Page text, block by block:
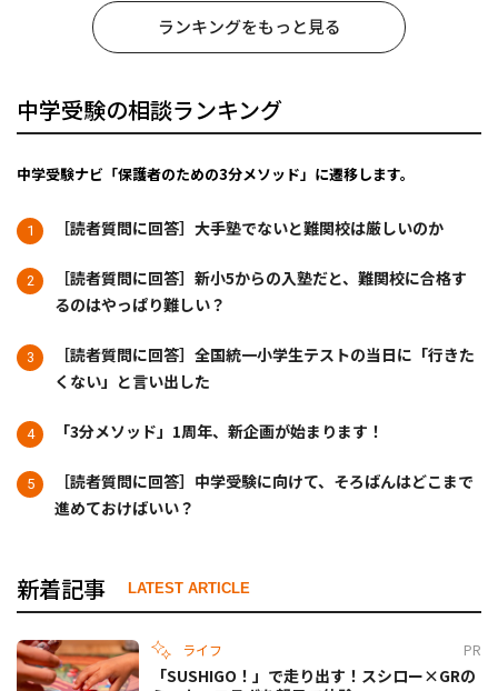
ランキングをもっと見る
中学受験の相談ランキング
中学受験ナビ「保護者のための3分メソッド」に遷移します。
［読者質問に回答］大手塾でないと難関校は厳しいのか
［読者質問に回答］新小5からの入塾だと、難関校に合格す
るのはやっぱり難しい？
［読者質問に回答］全国統一小学生テストの当日に「行きた
くない」と言い出した
「3分メソッド」1周年、新企画が始まります！
［読者質問に回答］中学受験に向けて、そろばんはどこまで
進めておけばいい？
新着記事 LATEST ARTICLE
ライフ PR
「SUSHIGO！」で走り出す！スシロー×GRの